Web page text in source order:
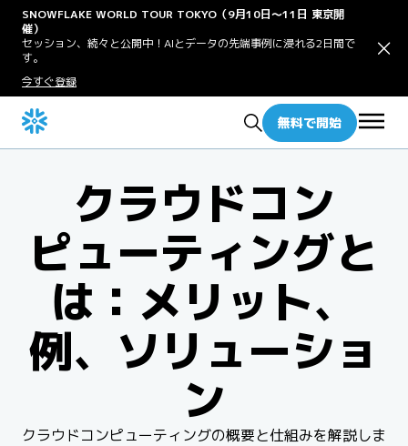
SNOWFLAKE WORLD TOUR TOKYO（9月10日〜11日 東京開
催）
セッション、続々と公開中！AIとデータの先端事例に浸れる2日間で
す。
今すぐ登録
無料で開始
クラウドコン
ピューティングと
は：メリット、
例、ソリューショ
ン
クラウドコンピューティングの概要と仕組みを解説しま